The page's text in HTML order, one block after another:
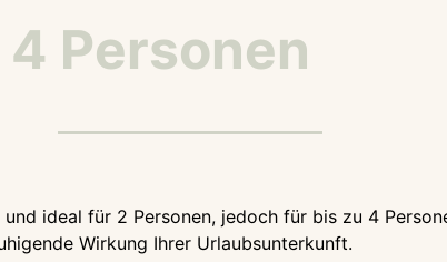
Personen
ideal für 2 Personen, jedoch für bis zu 4
Wirkung Ihrer Urlaubsunterkunft.